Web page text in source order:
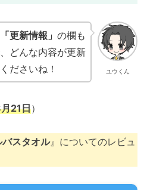
ユウくん
「更新情報」 の欄も
どんな内容が更新
ださいね！
21日）
スタオル』についてのレビュ